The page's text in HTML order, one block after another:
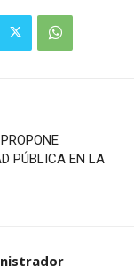
PÚBLICA EN LA